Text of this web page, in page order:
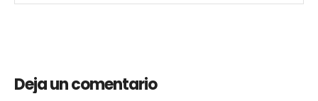
Deja un comentario